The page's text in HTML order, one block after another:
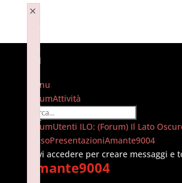
Menu
Navigazione
forum
ForumAttività
Forum
breadcrumbs
ForumUtenti ILO: (Forum) Il Lato
SessoPresentazioniAmante9004
Devi accedere per creare messaggi e
Amante9004
F
e
d
o
n
it
a
li
z
e
×